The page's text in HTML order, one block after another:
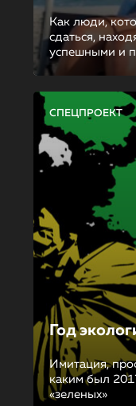
Как люди,
сдаться,
успешными и
СПЕЦПРОЕКТ
Год
Имитация,
каким был
«зеленых»